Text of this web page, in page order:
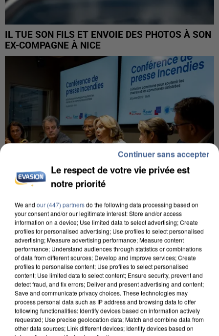
IL TUE SON FILS ET ENVOIE DES PHOTOS À SON
EX-COMPAGNE À NICE
INCENDIES : L’ÎLE-DE-FRANCE LANCE UN ÉLAN
DE SOLIDARITÉ AVEC LES...
Le respect de votre vie privée est
notre priorité
We and our (447) partnersdo the following data processing based on
your consent and/or our legitimate interest: Store and/or access
information on a device; Use limited data to select advertising; Create
profiles for personalised advertising; Use profiles to select personalised
advertising; Measure advertising performance; Measure content
performance; Understand audiences through statistics or combinations
of data from different sources; Develop and improve services; Create
profiles to personalise content; Use profiles to select personalised
content; Use limited data to select content; Ensure security, prevent and
detect fraud, and fix errors; Deliver and present advertising and content;
Save and communicate privacy choices. These technologies may
process personal data such as IP address and browsing data to offer
following functionalities: Identify devices based on information actively
requested; Use precise geolocation data; Match and combine data from
other data sources; Link different devices; Identify devices based on
Continuer sans accepter